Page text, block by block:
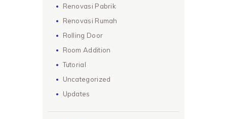
Renovasi Pabrik
Renovasi Rumah
Rolling Door
Room Addition
Tutorial
Uncategorized
Updates